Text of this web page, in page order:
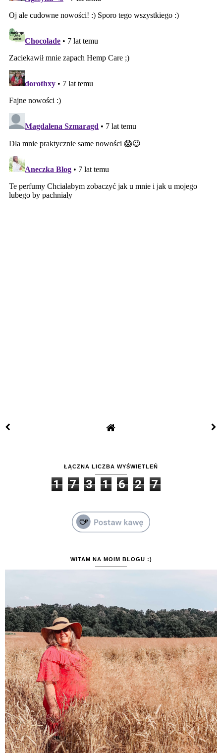
ŁĄCZNA LICZBA WYŚWIETLEŃ
1 7 3 1 6 2 7
WITAM NA MOIM BLOGU :)